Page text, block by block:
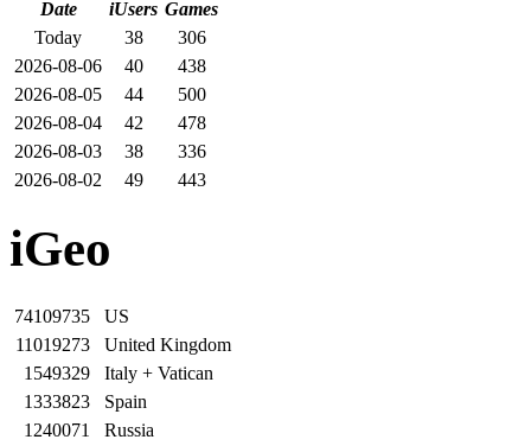
Date iUsers Games
Today
38
306
2026-08-06
40
438
2026-08-05
44
500
2026-08-04
42
478
2026-08-03
38
336
2026-08-02
49 443
iGeo
74109735
US
11019273
United Kingdom
1549329
Italy + Vatican
1333823
Spain
1240071
Russia